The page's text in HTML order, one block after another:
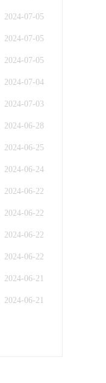
2024-07-05
2024-07-05
2024-07-05
2024-07-04
2024-07-03
2024-06-28
2024-06-25
2024-06-24
2024-06-22
2024-06-22
2024-06-22
2024-06-22
2024-06-21
2024-06-21